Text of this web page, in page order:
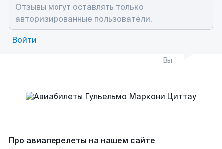
Войти
Вы
Про авиаперелеты на нашем сайте